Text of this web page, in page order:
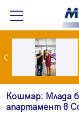
Мария и майка си построиха къща от 8000 стъклени бутилки
Кошмар: Млада
апартамент в